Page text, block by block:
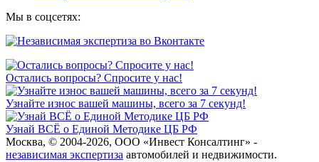
Мы в соцсетях:
Остались вопросы? Спросите у нас!
Узнайте износ вашей машины, всего за 7 секунд!
Узнай ВСЁ о Единой Методике ЦБ РФ
Москва, © 2004-2026, ООО «Инвест Консалтинг» -
независимая экспертиза автомобилей и недвижимости.